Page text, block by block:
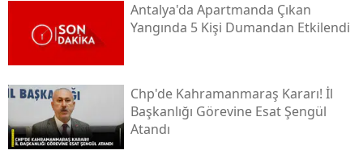
Antalya'da Apartmanda Çıkan
Yangında 5 Kişi Dumandan Etkilendi
Chp'de Kahramanmaraş Kararı! İl
Başkanlığı Görevine Esat Şengül
Atandı